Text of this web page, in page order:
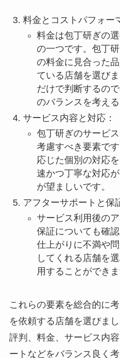
料金とコストパフォー
料金は包丁研ぎの
の一つです。包丁
の料金に見合った
ている店舗を選び
だけで判断するの
のバランスを考え
サービス内容と対応：
包丁研ぎのサービ
考慮すべき要素で
応じた個別の対応
速かつ丁寧な対応
が望ましいです。
アフターサポートと保
サービス利用後の
保証についても確
仕上がりに不満や
してくれる店舗を
用することができま
これらの要素を総合的に
を依頼する店舗を選びま
評判、料金、サービス内
ートなどをバランス良く